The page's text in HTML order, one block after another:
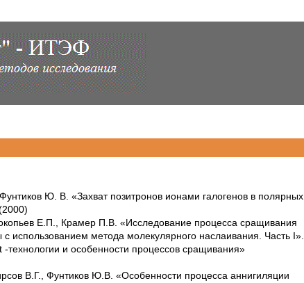
Ю. В. «Захват позитронов ионами галогенов в полярных
Е.П., Крамер П.В. «Исследование процесса сращивания
использованием метода молекулярного наслаивания. Часть I».
и особенности процессов сращивания»
В.Г., Фунтиков Ю.В. «Особенности процесса аннигиляции